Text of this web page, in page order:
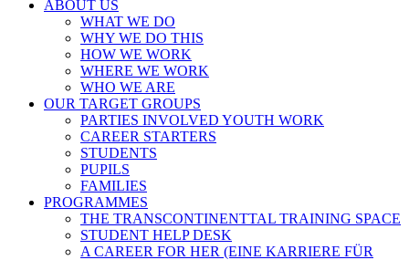
ABOUT US
WHAT WE DO
WHY WE DO THIS
HOW WE WORK
WHERE WE WORK
WHO WE ARE
OUR TARGET GROUPS
PARTIES INVOLVED YOUTH WORK
CAREER STARTERS
STUDENTS
PUPILS
FAMILIES
PROGRAMMES
THE TRANSCONTINENTTAL TRAINING SPACE
STUDENT HELP DESK
A CAREER FOR HER (EINE KARRIERE FÜR